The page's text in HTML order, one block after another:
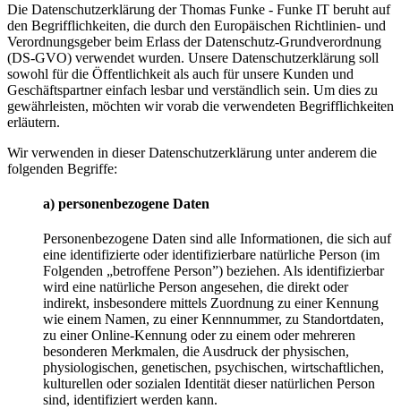
Die Datenschutzerklärung der Thomas Funke - Funke IT beruht auf
den Begrifflichkeiten, die durch den Europäischen Richtlinien- und
Verordnungsgeber beim Erlass der Datenschutz-Grundverordnung
(DS-GVO) verwendet wurden. Unsere Datenschutzerklärung soll
sowohl für die Öffentlichkeit als auch für unsere Kunden und
Geschäftspartner einfach lesbar und verständlich sein. Um dies zu
gewährleisten, möchten wir vorab die verwendeten Begrifflichkeiten
erläutern.
Wir verwenden in dieser Datenschutzerklärung unter anderem die
folgenden Begriffe:
a) personenbezogene Daten
Personenbezogene Daten sind alle Informationen, die sich auf
eine identifizierte oder identifizierbare natürliche Person (im
Folgenden „betroffene Person”) beziehen. Als identifizierbar
wird eine natürliche Person angesehen, die direkt oder
indirekt, insbesondere mittels Zuordnung zu einer Kennung
wie einem Namen, zu einer Kennnummer, zu Standortdaten,
zu einer Online-Kennung oder zu einem oder mehreren
besonderen Merkmalen, die Ausdruck der physischen,
physiologischen, genetischen, psychischen, wirtschaftlichen,
kulturellen oder sozialen Identität dieser natürlichen Person
sind, identifiziert werden kann.